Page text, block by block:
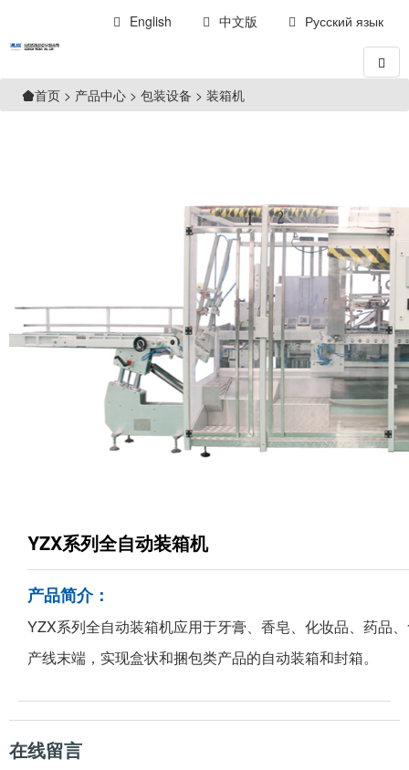
English 中文版 Русский язык
首页 > 产品中心 > 包装设备 > 装箱机
YZX系列全自动装箱机
产品简介：
YZX系列全自动装箱机应用于牙膏、香皂、化妆品、药品
产线末端，实现盒状和捆包类产品的自动装箱和封箱。
在线留言